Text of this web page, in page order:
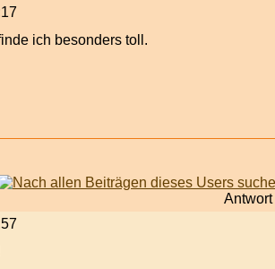
ich besonders toll.
Antwort